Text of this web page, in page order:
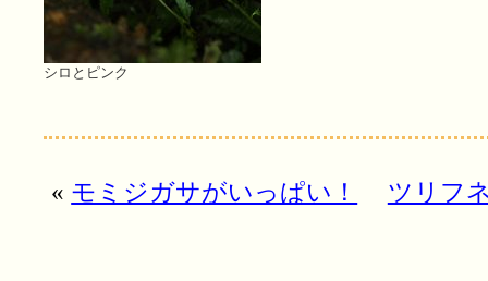
シロとピンク
« モミジガサがいっぱい！ ツリフ